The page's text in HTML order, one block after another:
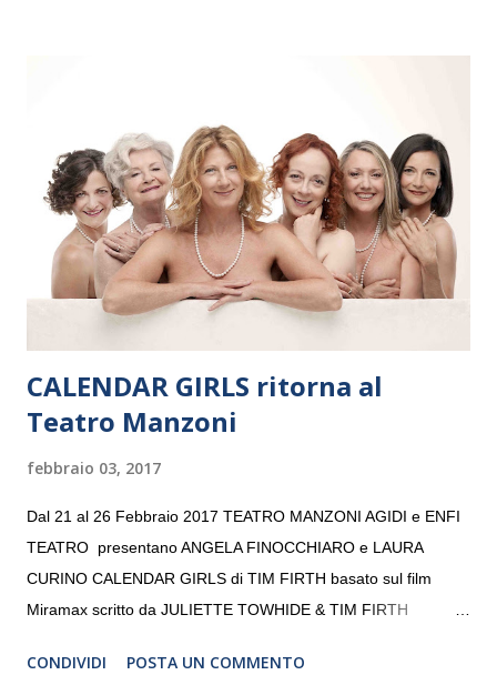
“Settembre dell’Accademia” dove si esibirà per il secondo anno
consecutivo. Il pubblico milanese avrà il piacere di applaudire i
giovani artisti della Baltic Sea Youth Philharmonic per la quarta
volta. L’orchestra, fondata nel 2008 da Kristjan Järvi (affiancato
da un prestigioso consiglio di consulent...
CALENDAR GIRLS ritorna al
Teatro Manzoni
febbraio 03, 2017
Dal 21 al 26 Febbraio 2017 TEATRO MANZONI AGIDI e ENFI
TEATRO presentano ANGELA FINOCCHIARO e LAURA
CURINO CALENDAR GIRLS di TIM FIRTH basato sul film
Miramax scritto da JULIETTE TOWHIDE & TIM FIRTH
CONDIVIDI
POSTA UN COMMENTO